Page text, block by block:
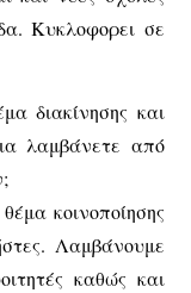
Κυκλοφορει σε
διακίνησης και
λαμβάνετε από
κοινοποίησης
Λαμβάνουμε
καθώς και